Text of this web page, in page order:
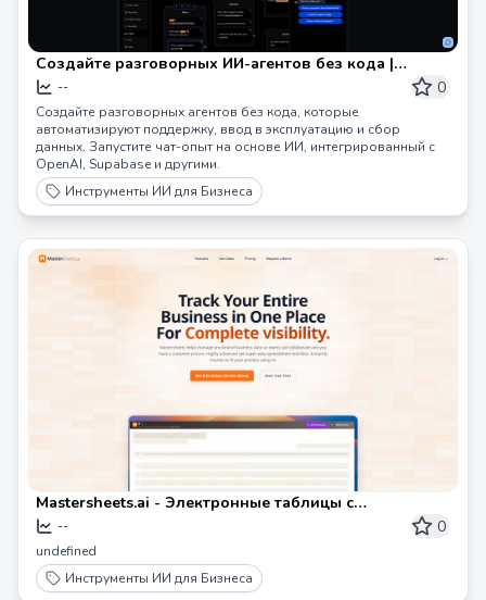
Создайте разговорных ИИ-агентов без кода |
Release0
-- 0
Создайте разговорных агентов без кода, которые
автоматизируют поддержку, ввод в эксплуатацию и сбор
данных. Запустите чат-опыт на основе ИИ, интегрированный с
OpenAI, Supabase и другими.
Инструменты ИИ для Бизнеса
Mastersheets.ai - Электронные таблицы с
поддержкой ИИ и ролевая система разрешений
-- 0
undefined
Инструменты ИИ для Бизнеса